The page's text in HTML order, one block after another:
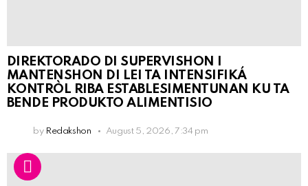
DIREKTORADO DI SUPERVISHON I
MANTENSHON DI LEI TA INTENSIFIKÁ
KONTRÒL RIBA ESTABLESIMENTUNAN KU TA
BENDE PRODUKTO ALIMENTISIO
by Redakshon August 5, 2026, 7:34 pm